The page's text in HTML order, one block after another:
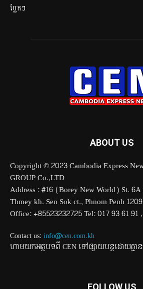
ប្លែកៗ
ABOUT US
Copyright © 2023 Cambodia Express
GROUP Co.,LTD
Address : #16 (Borey New World) St. 6A
Thmey kh. Sen Sok ct., Phnom Penh
Office: +85523232725 Tel: 017 93 61 91
Contact us: info@cen.com.kh
ហាមយកអត្ថបទពី CEN ទៅផ្សាយបន្តដោយគ្មាន
FOLLOW US